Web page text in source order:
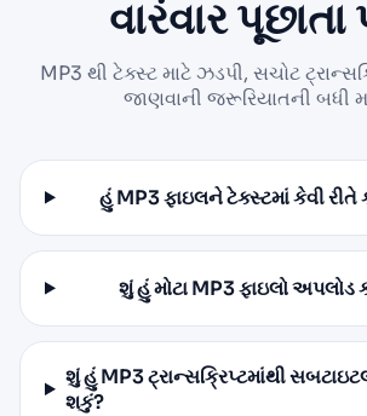
વારંવાર પૂછાતા
MP3 થી ટેક્સ્ટ માટે ઝડપી, સચોટ
જાણવાની જરૂરિયાતની બધી
હું MP3 ફાઇલને ટેક્સ્ટમાં કેવી રીતે
શું હું મોટા MP3 ફાઇલો અપલોડ
શું હું MP3 ટ્રાન્સક્રિપ્ટમાંથી
શકું?